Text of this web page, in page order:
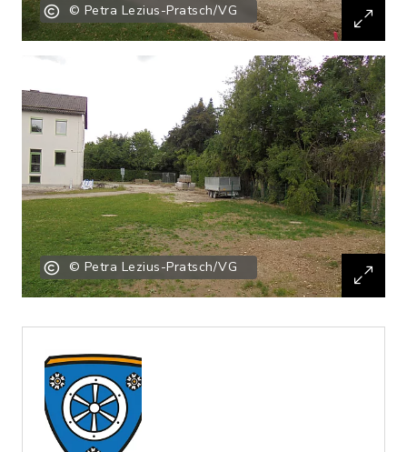
© Petra Lezius-Pratsch/VG
© Petra Lezius-Pratsch/VG